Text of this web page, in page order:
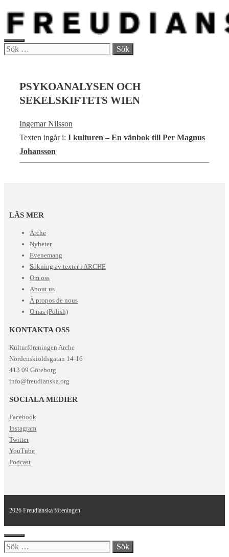
Hoppa
innehåll
MENY
Sök
PSYKOANALYSEN OCH
SEKELSKIFTETS WIEN
Ingemar Nilsson
Texten ingår i: I kulturen – En vänbok till Per Magnus
Johansson
LÄS MER
Arche
Nyheter
Evenemang
Sökning av texter i ARCHE
Om oss
About us
À propos de nous
O nas (Polish)
KONTAKTA OSS
Kulturföreningen Arche
Nordenskiöldsgatan 14-16
413 09 Göteborg
info@freudianska.org
SOCIALA MEDIER
Facebook
Instagram
Twitter
YouTube
Podcast
2026 Freudianska föreningen
Stäng
Sök